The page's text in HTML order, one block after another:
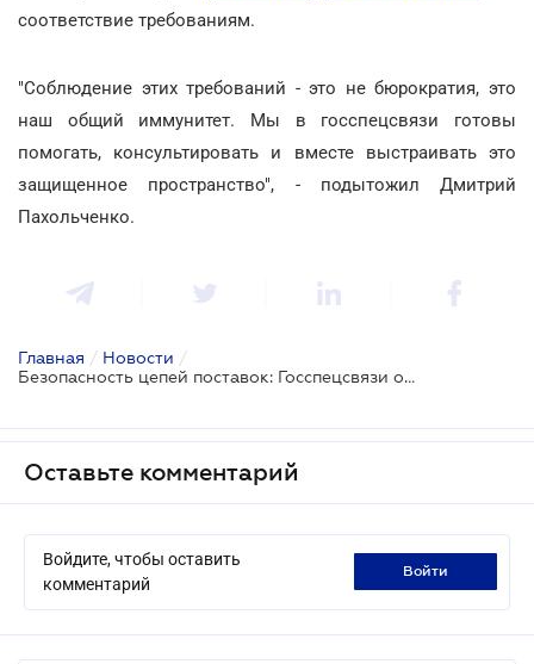
соответствие требованиям.
"Соблюдение этих требований - это не бюрократия, это
наш общий иммунитет. Мы в госспецсвязи готовы
помогать, консультировать и вместе выстраивать это
защищенное пространство", - подытожил Дмитрий
Пахольченко.
Главная / Новости /
Безопасность цепей поставок: Госспецсвязи объясняет новые правила игры для поставщиков госсектору
Оставьте комментарий
Войдите, чтобы оставить
комментарий
войти